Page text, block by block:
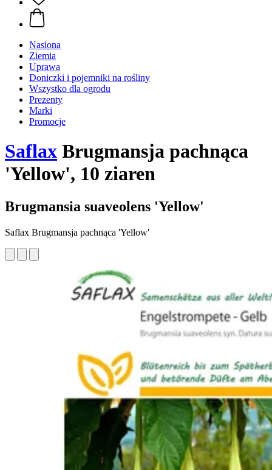
Nasiona
Ziemia
Uprawa
Doniczki i pojemniki na rośliny
Wszystko dla ogrodu
Prezenty
Marki
Promocje
Saflax Brugmansja pachnąca
'Yellow', 10 ziaren
Brugmansia suaveolens 'Yellow'
Saflax Brugmansja pachnąca 'Yellow'